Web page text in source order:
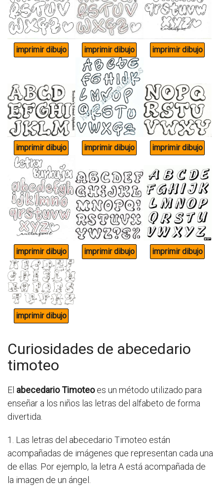
Curiosidades de abecedario
timoteo
El abecedario Timoteoes un método utilizado para
enseñar a los niños las letras del alfabeto de forma
divertida.
1. Las letras del abecedario Timoteo están
acompañadas de imágenes que representan cada una
de ellas. Por ejemplo, la letra A está acompañada de
la imagen de un ángel.